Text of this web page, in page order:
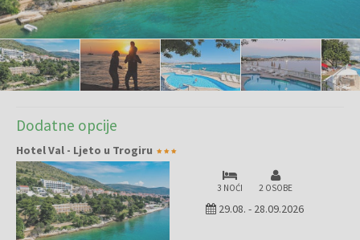
Dodatne opcije
Hotel Val - Ljeto u Trogiru
3 NOĆI 2 OSOBE
29.08. - 28.09.2026